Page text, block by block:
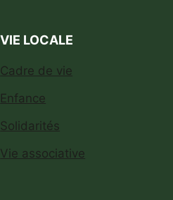
VIE LOCALE
Cadre de vie
Enfance
Solidarités
Vie associative